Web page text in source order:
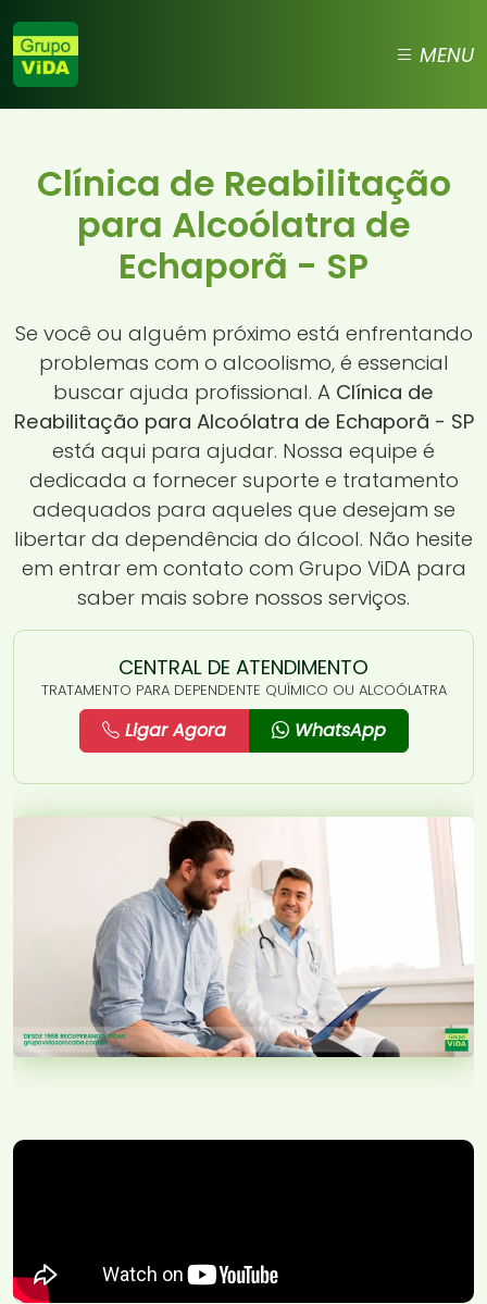
MENU
Clínica de Reabilitação
para Alcoólatra de
Echaporã - SP
Se você ou alguém próximo está enfrentando
problemas com o alcoolismo, é essencial
buscar ajuda profissional. A Clínica de
Reabilitação para Alcoólatra de Echaporã - SP
está aqui para ajudar. Nossa equipe é
dedicada a fornecer suporte e tratamento
adequados para aqueles que desejam se
libertar da dependência do álcool. Não hesite
em entrar em contato com Grupo ViDA para
saber mais sobre nossos serviços.
CENTRAL DE ATENDIMENTO
TRATAMENTO PARA DEPENDENTE QUÍMICO OU ALCOÓLATRA
Ligar Agora WhatsApp